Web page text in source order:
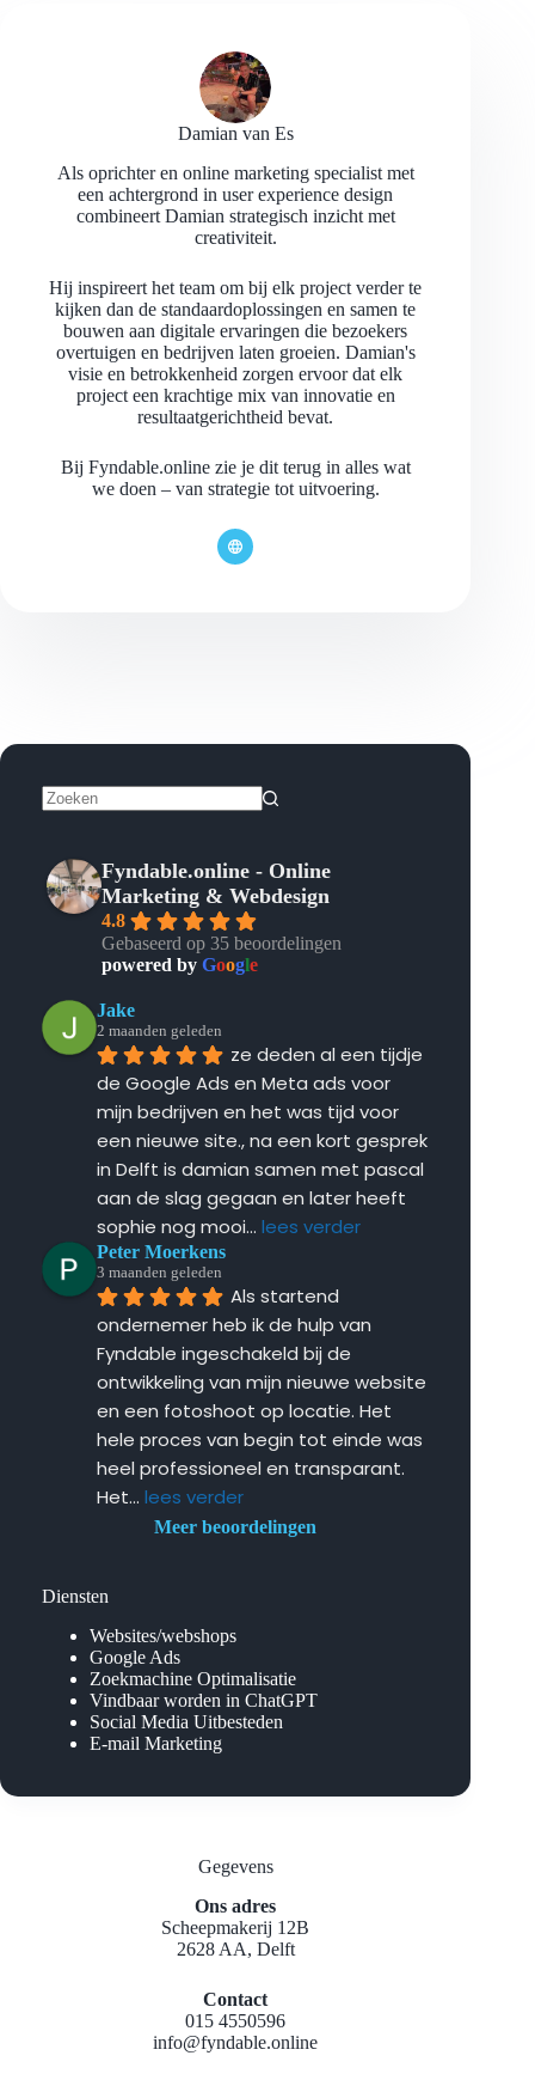
Damian van Es
Als oprichter en online marketing specialist met
een achtergrond in user experience design
combineert Damian strategisch inzicht met
creativiteit.
Hij inspireert het team om bij elk project verder te
kijken dan de standaardoplossingen en samen te
bouwen aan digitale ervaringen die bezoekers
overtuigen en bedrijven laten groeien. Damian's
visie en betrokkenheid zorgen ervoor dat elk
project een krachtige mix van innovatie en
resultaatgerichtheid bevat.
Bij Fyndable.online zie je dit terug in alles wat
we doen – van strategie tot uitvoering.
Fyndable.online - Online
Marketing & Webdesign
4.8
Gebaseerd op 35 beoordelingen
powered by Google
Jake
2 maanden geleden
ze deden al een tijdje
de Google Ads en Meta ads voor
mijn bedrijven en het was tijd voor
een nieuwe site., na een kort gesprek
in Delft is damian samen met pascal
aan de slag gegaan en later heeft
sophie nog mooi... lees verder
Peter Moerkens
3 maanden geleden
Als startend
ondernemer heb ik de hulp van
Fyndable ingeschakeld bij de
ontwikkeling van mijn nieuwe website
en een fotoshoot op locatie. Het
hele proces van begin tot einde was
heel professioneel en transparant.
Het... lees verder
Meer beoordelingen
Diensten
Websites/webshops
Google Ads
Zoekmachine Optimalisatie
Vindbaar worden in ChatGPT
Social Media Uitbesteden
E-mail Marketing
Gegevens
Ons adres
Scheepmakerij 12B
2628 AA, Delft
Contact
015 4550596
info@fyndable.online